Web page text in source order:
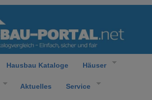
Hausbau Kataloge Häuser
Aktuelles Service